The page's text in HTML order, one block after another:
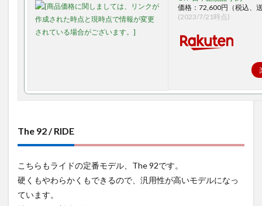
価格：72,600円（税込、
(2023/7/21時点)
The 92 / RIDE
こちらもライドの定番モデル、The 92です。
硬くもやわらかくもできるので、汎用性が高いモデルになっ
ています。